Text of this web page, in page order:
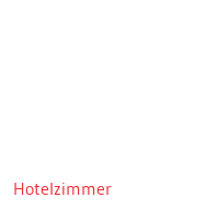
Hotelzimmer